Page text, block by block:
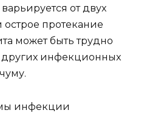
от двух
протекание
может быть трудно
инфекционных
инфекции